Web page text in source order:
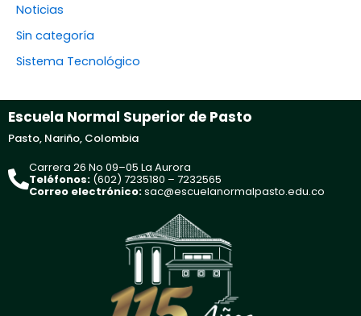
Noticias
Sin categoría
Sistema Tecnológico
Escuela Normal Superior de Pasto
Pasto, Nariño, Colombia
Carrera 26 No 09–05 La Aurora
Teléfonos: (602) 7235180 – 7232565
Correo electrónico:sac@escuelanormalpasto.edu.co